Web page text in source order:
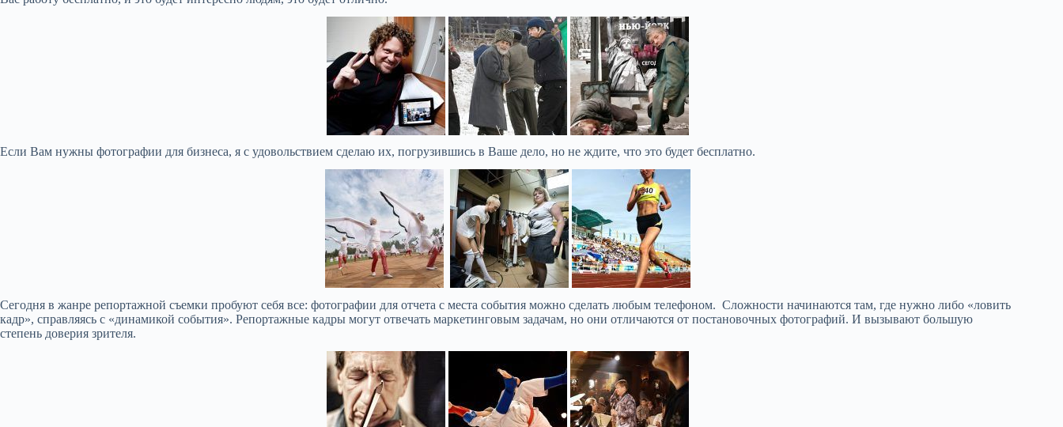
+Персональный портрет для интервью и т.п. фотографии из портфолио
Здесь можно увидеть некоторые фотографии в журналах и прочей прессе. Со
временем я постараюсь перенести сюда больше архивов, а пока содержание
Концертно-зрелищные мероприятия: шоу, спорт, заседания в
парламентах
Заседание в Совете Федерации в день принятия закона «Димы Яковлева». Опыт
посещения СФ у меня был еще при Миронове, но абонементов, так сказать...
Если Вам нужны фотографии для бизнеса, я с удовольствием сделаю их, погрузившись в Ваше дело, но не ждите, что это будет бесплатно.
Сегодня в жанре репортажной съемки пробуют себя все: фотографии для отчета с места события можно сделать любым телефоном. Сложности начинаются там, где нужно либо «ловить
кадр», справляясь с «динамикой события». Репортажные кадры могут отвечать маркетинговым задачам, но они отличаются от постановочных фотографий. И вызывают большую
степень доверия зрителя.